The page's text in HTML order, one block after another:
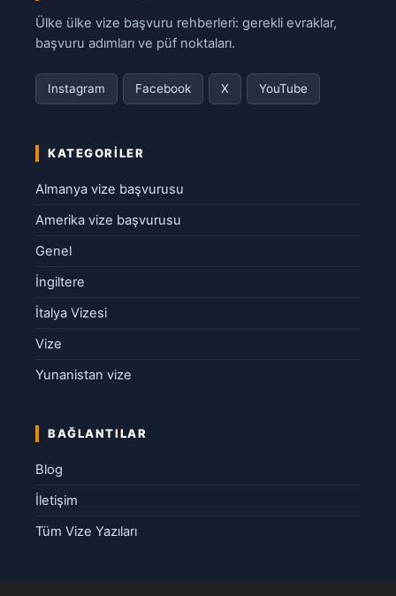
Ülke ülke vize başvuru rehberleri: gerekli evraklar,
başvuru adımları ve püf noktaları.
Instagram Facebook X YouTube
KATEGORILER
Almanya vize başvurusu
Amerika vize başvurusu
Genel
İngiltere
İtalya Vizesi
Vize
Yunanistan vize
BAĞLANTILAR
Blog
İletişim
Tüm Vize Yazıları